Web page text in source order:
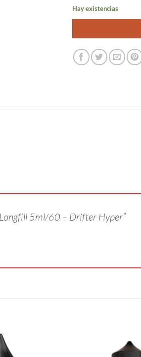
Hay existencias
5ml/60 – Drifter Hyper”